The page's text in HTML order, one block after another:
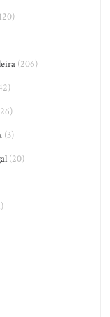
(206)
(3)
(20)